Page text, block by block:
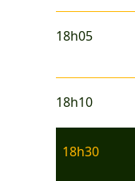
18h05
18h10
18h30